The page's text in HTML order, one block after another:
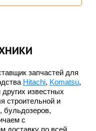
запчастей для
Hitachi, Komatsu,
известных
строительной и
бульдозеров,
с
доставку по всей